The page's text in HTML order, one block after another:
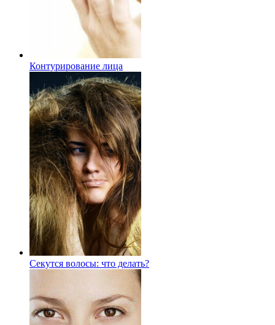
Контурирование лица
Секутся волосы: что делать?